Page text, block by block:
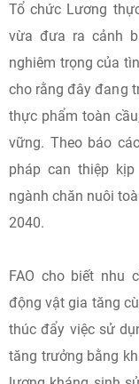
Tổ chức Lương
vừa đưa ra cảnh
nghiêm trọng của
cho rằng đây đang
thực phẩm toàn
vững. Theo báo
pháp can thiệp
ngành chăn nuôi
2040.
FAO cho biết nhu
động vật gia tăng
thúc đẩy việc sử
tăng trưởng bằng